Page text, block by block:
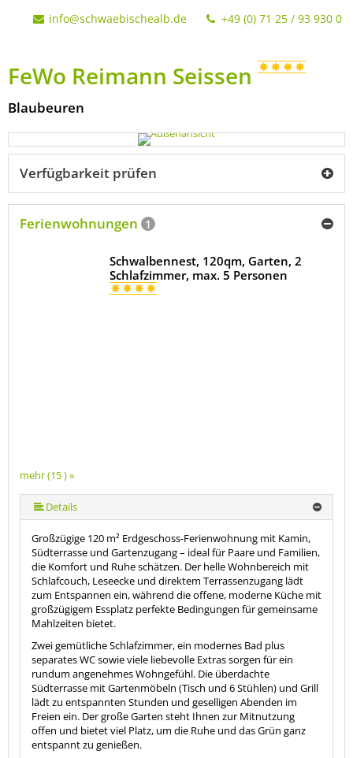
info@schwaebischealb.de +49 (0) 71 25 / 93 930 0
FeWo Reimann Seissen
Blaubeuren
Verfügbarkeit prüfen
Ferienwohnungen 1
mehr (15 ) »
mehr (15 ) »
mehr (15 ) »
mehr (15 ) »
mehr (15 ) »
mehr (15 ) »
mehr (15 ) »
mehr (15 ) »
mehr (15 ) »
mehr (15 ) »
mehr (15 ) »
mehr (15 ) »
Schwalbennest, 120qm, Garten, 2
Schlafzimmer, max. 5 Personen
Details
Großzügige 120 m² Erdgeschoss-Ferienwohnung mit Kamin,
Südterrasse und Gartenzugang – ideal für Paare und Familien,
die Komfort und Ruhe schätzen. Der helle Wohnbereich mit
Schlafcouch, Leseecke und direktem Terrassenzugang lädt
zum Entspannen ein, während die offene, moderne Küche mit
großzügigem Essplatz perfekte Bedingungen für gemeinsame
Mahlzeiten bietet.
Zwei gemütliche Schlafzimmer, ein modernes Bad plus
separates WC sowie viele liebevolle Extras sorgen für ein
rundum angenehmes Wohngefühl. Die überdachte
Südterrasse mit Gartenmöbeln (Tisch und 6 Stühlen) und Grill
lädt zu entspannten Stunden und geselligen Abenden im
Freien ein. Der große Garten steht Ihnen zur Mitnutzung
offen und bietet viel Platz, um die Ruhe und das Grün ganz
entspannt zu genießen.